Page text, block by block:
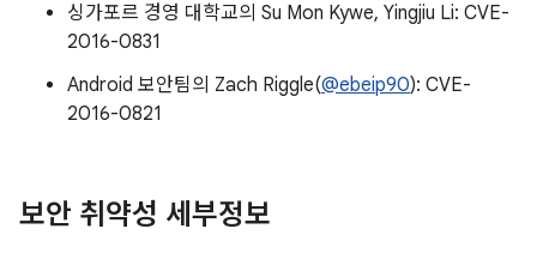
싱가포르 경영 대학교의 Su Mon Kywe, Yingjiu Li: CVE-
2016-0831
Android 보안팀의 Zach Riggle(@ebeip90): CVE-
2016-0821
보안 취약성 세부정보